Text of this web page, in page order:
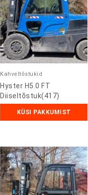
Kahveltõstukid
Hyster H5.0 FT
Diiseltõstuk(417)
KÜSI PAKKUMIST